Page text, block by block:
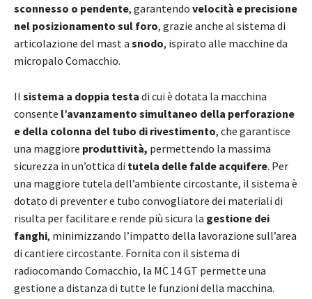
sconnesso o pendente, garantendo velocità e precisione
nel posizionamento sul foro, grazie anche al sistema di
articolazione del mast a snodo, ispirato alle macchine da
micropalo Comacchio.
Il sistema a doppia testa di cui è dotata la macchina
consente l’avanzamento simultaneo della perforazione
e della colonna del tubo di rivestimento, che garantisce
una maggiore produttività, permettendo la massima
sicurezza in un’ottica di tutela delle falde acquifere. Per
una maggiore tutela dell’ambiente circostante, il sistema è
dotato di preventer e tubo convogliatore dei materiali di
risulta per facilitare e rende più sicura la gestione dei
fanghi, minimizzando l’impatto della lavorazione sull’area
di cantiere circostante. Fornita con il sistema di
radiocomando Comacchio, la MC 14 GT permette una
gestione a distanza di tutte le funzioni della macchina.